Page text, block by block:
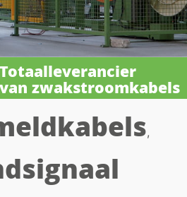
Totaalleverancier
van zwakstroomkabels
,